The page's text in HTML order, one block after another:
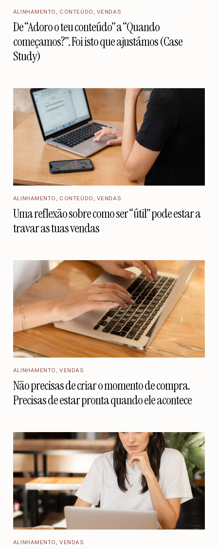
ALINHAMENTO , CONTEÚDO , VENDAS
De “Adoro o teu conteúdo” a “Quando
começamos?”. Foi isto que ajustámos (Case
Study)
ALINHAMENTO , CONTEÚDO , VENDAS
Uma reflexão sobre como ser “útil” pode estar a
travar as tuas vendas
ALINHAMENTO ,VENDAS
Não precisas de criar o momento de compra.
Precisas de estar pronta quando ele acontece
ALINHAMENTO ,VENDAS